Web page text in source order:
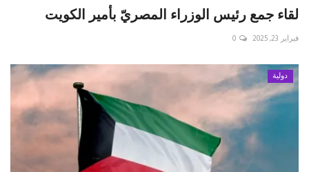
لقاء جمع رئيس الوزراء المصريّ بأمير الكويت
فبراير 23, 2025 0
دولية